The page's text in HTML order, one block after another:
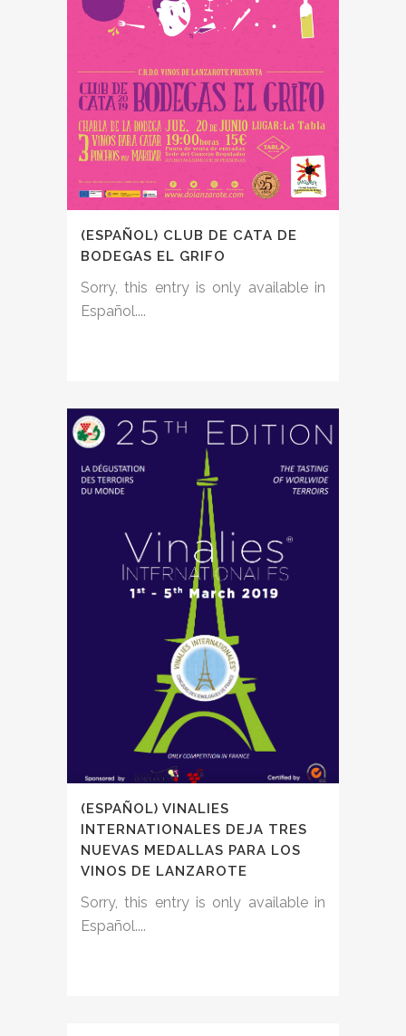
(ESPAÑOL) CLUB DE CATA DE
BODEGAS EL GRIFO
Sorry, this entry is only available in
Español....
(ESPAÑOL) VINALIES
INTERNATIONALES DEJA TRES
NUEVAS MEDALLAS PARA LOS
VINOS DE LANZAROTE
Sorry, this entry is only available in
Español....